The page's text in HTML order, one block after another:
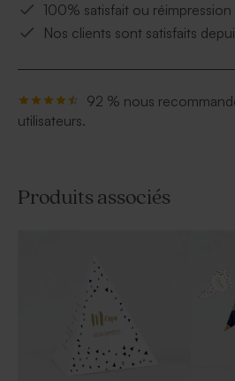
100% satisfait ou
Nos clients sont satisfaits
92 % nous
utilisateurs.
Produits associés